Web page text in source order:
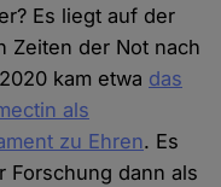
Es liegt auf der
Zeiten der Not nach
kam etwa das
als
zu Ehren. Es
Forschung dann als